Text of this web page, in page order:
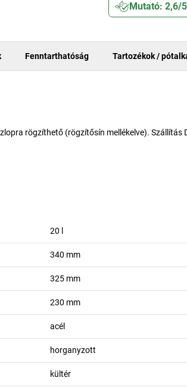
Mutató: 2,6/
Fenntarthatóság Tartozékok /
rögzíthető (rögzítősín mellékelve). Szállítás
20
340 mm
325 mm
230 mm
acél
horganyzott
kültér